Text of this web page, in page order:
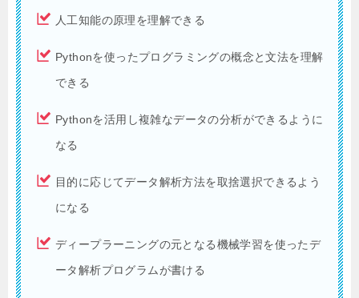
人工知能の原理を理解できる
Pythonを使ったプログラミングの概念と文法を理解
できる
Pythonを活用し複雑なデータの分析ができるように
なる
目的に応じてデータ解析方法を取捨選択できるよう
になる
ディープラーニングの元となる機械学習を使ったデ
ータ解析プログラムが書ける